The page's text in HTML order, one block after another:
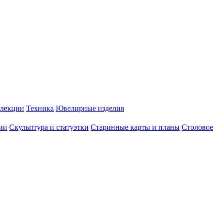
Техника Ювелирные изделия
Скульптура и статуэтки Старинные карты и планы Столовое